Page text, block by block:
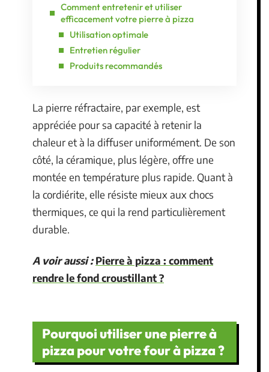
Comment entretenir et utiliser
efficacement votre pierre à pizza
Utilisation optimale
Entretien régulier
Produits recommandés
La pierre réfractaire, par exemple, est
appréciée pour sa capacité à retenir la
chaleur et à la diffuser uniformément. De son
côté, la céramique, plus légère, offre une
montée en température plus rapide. Quant à
la cordiérite, elle résiste mieux aux chocs
thermiques, ce qui la rend particulièrement
durable.
A voir aussi : Pierre à pizza : comment
rendre le fond croustillant ?
Pourquoi utiliser une pierre à
pizza pour votre four à pizza ?